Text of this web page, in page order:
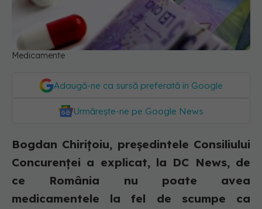
Medicamente
Adaugă-ne ca sursă preferată în Google
Urmărește-ne pe Google News
Bogdan Chirițoiu, președintele Consiliului
Concurenței a explicat, la DC News, de
ce România nu poate avea
medicamentele la fel de scumpe ca